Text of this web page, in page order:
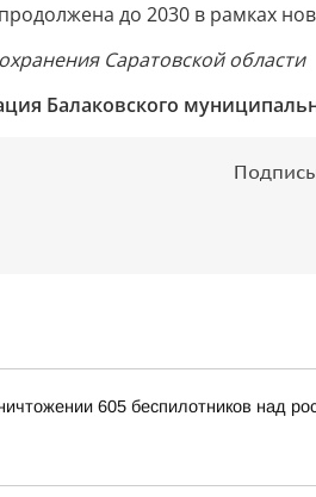
до 2030 в рамках
Саратовской области
Балаковского
605 беспилотников над